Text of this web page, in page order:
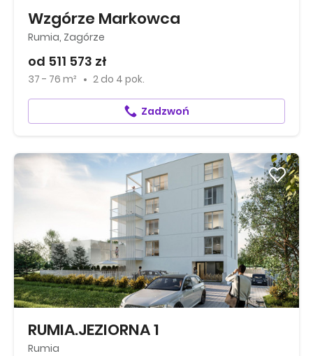
Wzgórze Markowca
Rumia, Zagórze
od 511 573 zł
37 - 76 m² 2 do 4 pok.
Zadzwoń
RUMIA.JEZIORNA 1
Rumia